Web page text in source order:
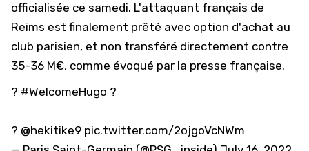
officialisée ce samedi. L'attaquant français de
Reims est finalement prêté avec option d'achat au
club parisien, et non transféré directement contre
35-36 M€, comme évoqué par la presse française.
? #WelcomeHugo ?
? @hekitike9 pic.twitter.com/2ojgoVcNWm